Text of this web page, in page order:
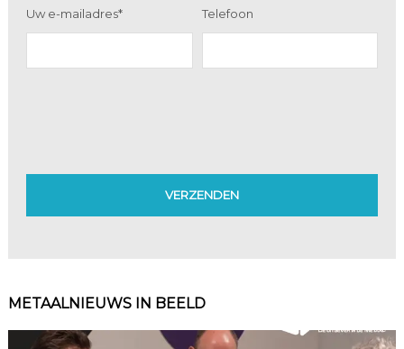
Uw e-mailadres* Telefoon
METAALNIEUWS IN BEELD